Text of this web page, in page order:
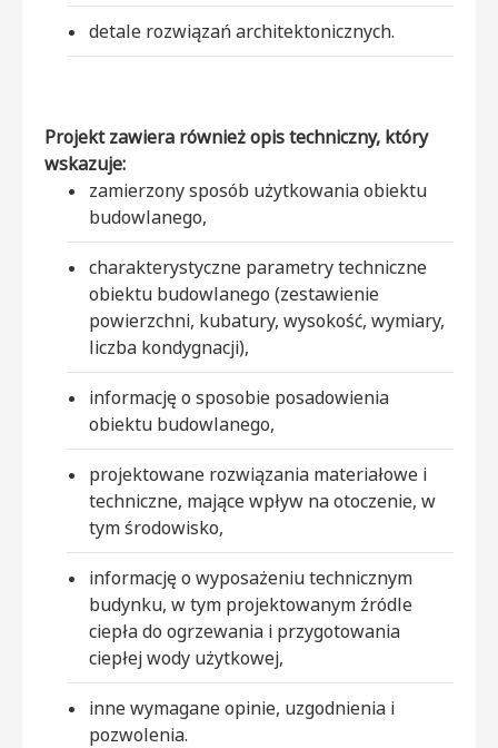
detale rozwiązań architektonicznych.
Projekt zawiera również opis techniczny, który
wskazuje:
zamierzony sposób użytkowania obiektu
budowlanego,
charakterystyczne parametry techniczne
obiektu budowlanego (zestawienie
powierzchni, kubatury, wysokość, wymiary,
liczba kondygnacji),
informację o sposobie posadowienia
obiektu budowlanego,
projektowane rozwiązania materiałowe i
techniczne, mające wpływ na otoczenie, w
tym środowisko,
informację o wyposażeniu technicznym
budynku, w tym projektowanym źródle
ciepła do ogrzewania i przygotowania
ciepłej wody użytkowej,
inne wymagane opinie, uzgodnienia i
pozwolenia.